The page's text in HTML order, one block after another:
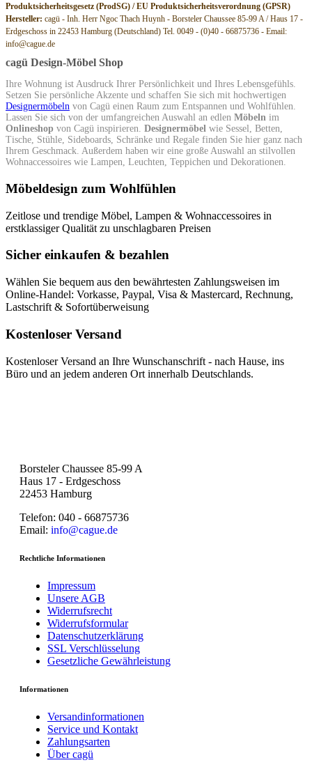
Produktsicherheitsgesetz (ProdSG) / EU Produktsicherheitsverordnung (GPSR)
Hersteller: cagü - Inh. Herr Ngoc Thach Huynh - Borsteler Chaussee 85-99 A / Haus 17 -
Erdgeschoss in 22453 Hamburg (Deutschland) Tel. 0049 - (0)40 - 66875736 - Email:
info@cague.de
cagü Design-Möbel Shop
Ihre Wohnung ist Ausdruck Ihrer Persönlichkeit und Ihres Lebensgefühls.
Setzen Sie persönliche Akzente und schaffen Sie sich mit hochwertigen
Designermöbeln von Cagü einen Raum zum Entspannen und Wohlfühlen.
Lassen Sie sich von der umfangreichen Auswahl an edlen Möbeln im
Onlineshop von Cagü inspirieren. Designermöbel wie Sessel, Betten,
Tische, Stühle, Sideboards, Schränke und Regale finden Sie hier ganz nach
Ihrem Geschmack. Außerdem haben wir eine große Auswahl an stilvollen
Wohnaccessoires wie Lampen, Leuchten, Teppichen und Dekorationen.
Möbeldesign zum Wohlfühlen
Zeitlose und trendige Möbel, Lampen & Wohnaccessoires in
erstklassiger Qualität zu unschlagbaren Preisen
Sicher einkaufen & bezahlen
Wählen Sie bequem aus den bewährtesten Zahlungsweisen im
Online-Handel: Vorkasse, Paypal, Visa & Mastercard, Rechnung,
Lastschrift & Sofortüberweisung
Kostenloser Versand
Kostenloser Versand an Ihre Wunschanschrift - nach Hause, ins
Büro und an jedem anderen Ort innerhalb Deutschlands.
Borsteler Chaussee 85-99 A
Haus 17 - Erdgeschoss
22453 Hamburg
Telefon: 040 - 66875736
Email: info@cague.de
Rechtliche Informationen
Impressum
Unsere AGB
Widerrufsrecht
Widerrufsformular
Datenschutzerklärung
SSL Verschlüsselung
Gesetzliche Gewährleistung
Informationen
Versandinformationen
Service und Kontakt
Zahlungsarten
Über cagü